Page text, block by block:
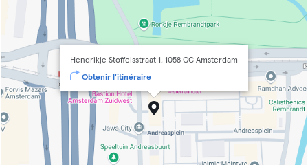
Hendrikje Stoffelsstraat 1, 1058 GC Amsterdam
Obtenir l'itinéraire